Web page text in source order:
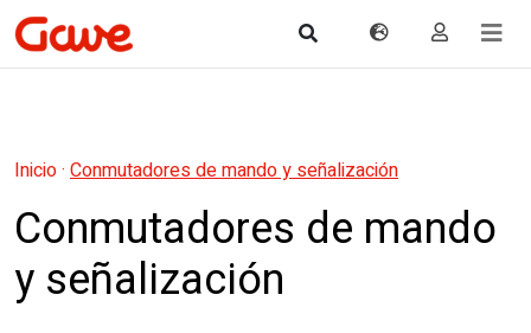
Inicio· Conmutadores de mando y señalización
Conmutadores de mando
y señalización